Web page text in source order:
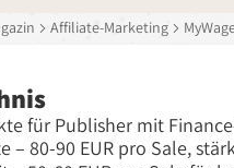
Affiliate-Marketing
für Publisher mit
– 80-90 EUR pro Sale,